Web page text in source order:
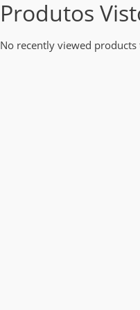
Produtos
No recently viewed